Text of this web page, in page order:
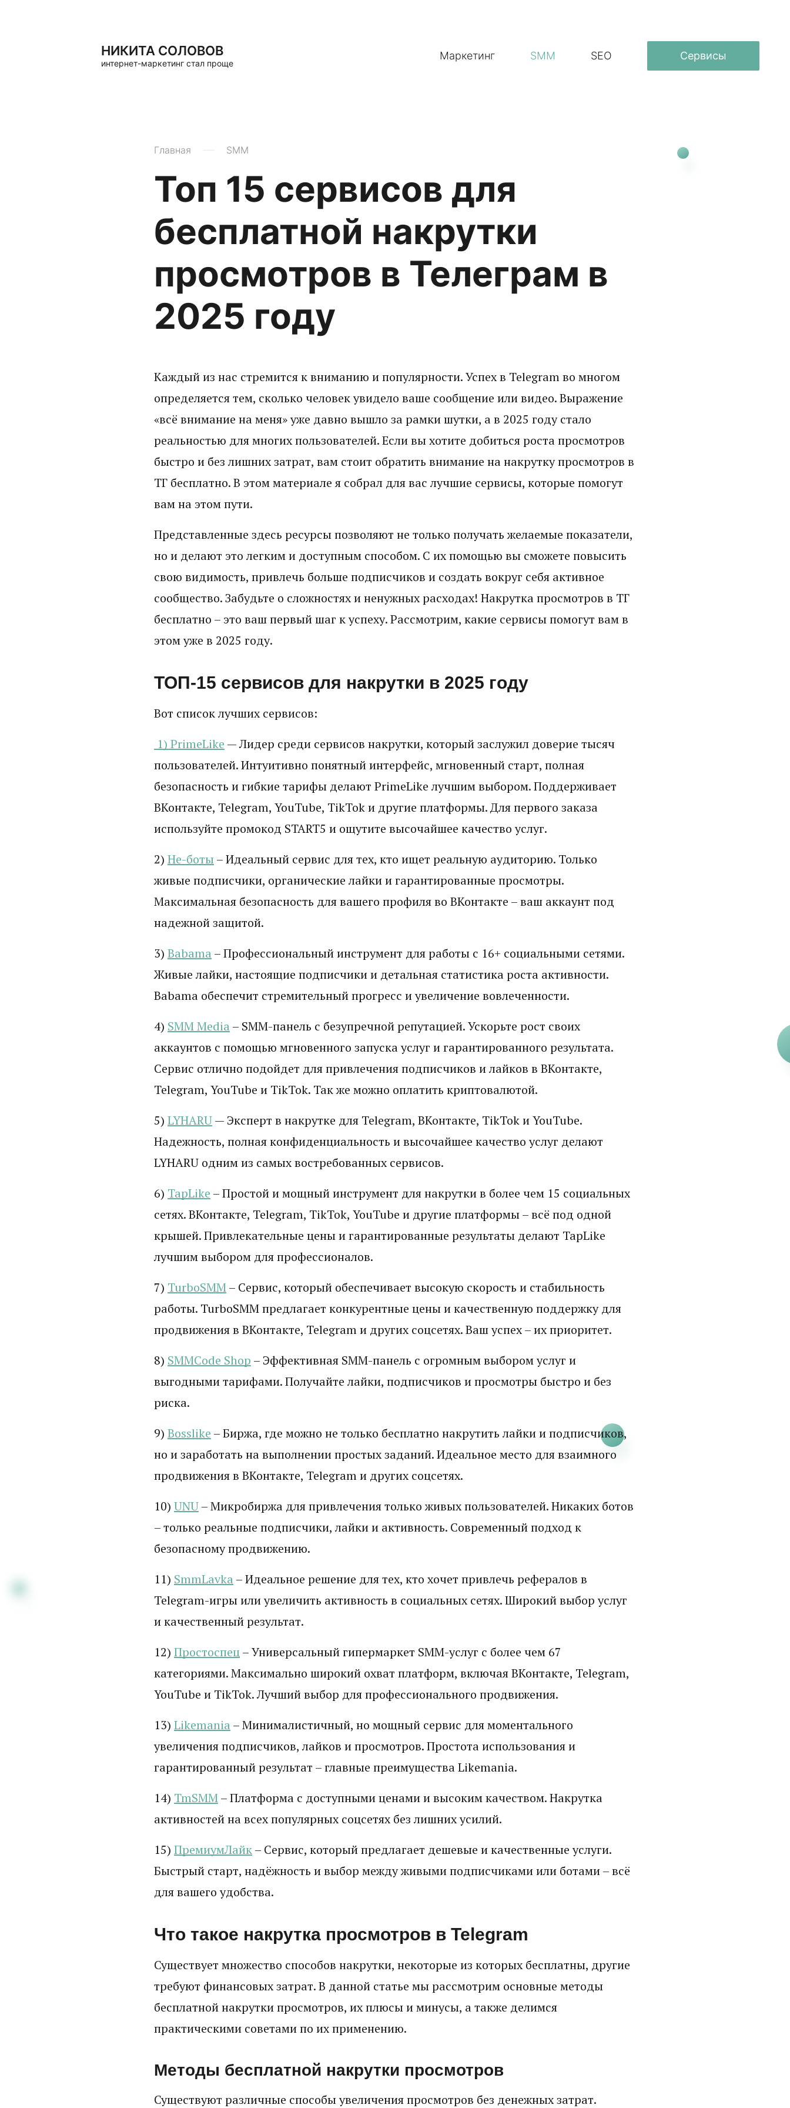
НИКИТА СОЛОВОВ
интернет-маркетинг стал проще
Маркетинг SMM SEO Сервисы
Главная SMM
Топ 15 сервисов для
бесплатной накрутки
просмотров в Телеграм в
2025 году
Каждый из нас стремится к вниманию и популярности. Успех в Telegram во многом
определяется тем, сколько человек увидело ваше сообщение или видео. Выражение
«всё внимание на меня» уже давно вышло за рамки шутки, а в 2025 году стало
реальностью для многих пользователей. Если вы хотите добиться роста просмотров
быстро и без лишних затрат, вам стоит обратить внимание на накрутку просмотров в
ТГ бесплатно. В этом материале я собрал для вас лучшие сервисы, которые помогут
вам на этом пути.
Представленные здесь ресурсы позволяют не только получать желаемые показатели,
но и делают это легким и доступным способом. С их помощью вы сможете повысить
свою видимость, привлечь больше подписчиков и создать вокруг себя активное
сообщество. Забудьте о сложностях и ненужных расходах! Накрутка просмотров в ТГ
бесплатно – это ваш первый шаг к успеху. Рассмотрим, какие сервисы помогут вам в
этом уже в 2025 году.
ТОП-15 сервисов для накрутки в 2025 году
Вот список лучших сервисов:
1) PrimeLike — Лидер среди сервисов накрутки, который заслужил доверие тысяч
пользователей. Интуитивно понятный интерфейс, мгновенный старт, полная
безопасность и гибкие тарифы делают PrimeLike лучшим выбором. Поддерживает
ВКонтакте, Telegram, YouTube, TikTok и другие платформы. Для первого заказа
используйте промокод START5 и ощутите высочайшее качество услуг.
2) Не-боты – Идеальный сервис для тех, кто ищет реальную аудиторию. Только
живые подписчики, органические лайки и гарантированные просмотры.
Максимальная безопасность для вашего профиля во ВКонтакте – ваш аккаунт под
надежной защитой.
3) Babama – Профессиональный инструмент для работы с 16+ социальными сетями.
Живые лайки, настоящие подписчики и детальная статистика роста активности.
Babama обеспечит стремительный прогресс и увеличение вовлеченности.
4) SMM Media – SMM-панель с безупречной репутацией. Ускорьте рост своих
аккаунтов с помощью мгновенного запуска услуг и гарантированного результата.
Сервис отлично подойдет для привлечения подписчиков и лайков в ВКонтакте,
Telegram, YouTube и TikTok. Так же можно оплатить криптовалютой.
5) LYHARU— Эксперт в накрутке для Telegram, ВКонтакте, TikTok и YouTube.
Надежность, полная конфиденциальность и высочайшее качество услуг делают
LYHARU одним из самых востребованных сервисов.
6) TapLike – Простой и мощный инструмент для накрутки в более чем 15 социальных
сетях. ВКонтакте, Telegram, TikTok, YouTube и другие платформы – всё под одной
крышей. Привлекательные цены и гарантированные результаты делают TapLike
лучшим выбором для профессионалов.
7) TurboSMM– Сервис, который обеспечивает высокую скорость и стабильность
работы. TurboSMM предлагает конкурентные цены и качественную поддержку для
продвижения в ВКонтакте, Telegram и других соцсетях. Ваш успех – их приоритет.
8) SMMCode Shop – Эффективная SMM-панель с огромным выбором услуг и
выгодными тарифами. Получайте лайки, подписчиков и просмотры быстро и без
риска.
9) Bosslike – Биржа, где можно не только бесплатно накрутить лайки и подписчиков,
но и заработать на выполнении простых заданий. Идеальное место для взаимного
продвижения в ВКонтакте, Telegram и других соцсетях.
10) UNU– Микробиржа для привлечения только живых пользователей. Никаких ботов
– только реальные подписчики, лайки и активность. Современный подход к
безопасному продвижению.
11) SmmLavka – Идеальное решение для тех, кто хочет привлечь рефералов в
Telegram-игры или увеличить активность в социальных сетях. Широкий выбор услуг
и качественный результат.
12) Простоспец– Универсальный гипермаркет SMM-услуг с более чем 67
категориями. Максимально широкий охват платформ, включая ВКонтакте, Telegram,
YouTube и TikTok. Лучший выбор для профессионального продвижения.
13) Likemania – Минималистичный, но мощный сервис для моментального
увеличения подписчиков, лайков и просмотров. Простота использования и
гарантированный результат – главные преимущества Likemania.
14) TmSMM– Платформа с доступными ценами и высоким качеством. Накрутка
активностей на всех популярных соцсетях без лишних усилий.
15) ПремиумЛайк– Сервис, который предлагает дешевые и качественные услуги.
Быстрый старт, надёжность и выбор между живыми подписчиками или ботами – всё
для вашего удобства.
Что такое накрутка просмотров в Telegram
Существует множество способов накрутки, некоторые из которых бесплатны, другие
требуют финансовых затрат. В данной статье мы рассмотрим основные методы
бесплатной накрутки просмотров, их плюсы и минусы, а также делимся
практическими советами по их применению.
Методы бесплатной накрутки просмотров
Существуют различные способы увеличения просмотров без денежных затрат.